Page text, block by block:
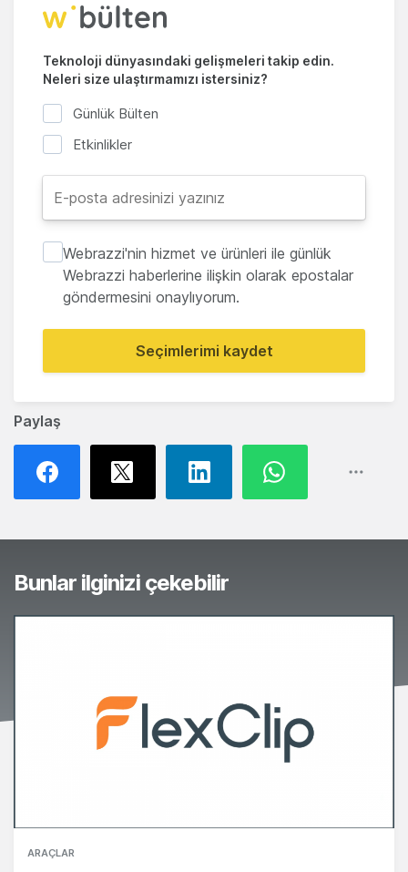
Paylaş
Teknoloji dünyasındaki gelişmeleri takip edin.
Neleri size ulaştırmamızı istersiniz?
Günlük Bülten
Etkinlikler
Webrazzi'nin hizmet ve ürünleri ile günlük
Webrazzi haberlerine ilişkin olarak epostalar
göndermesini onaylıyorum.
Seçimlerimi kaydet
Bunlar ilginizi çekebilir
ARAÇLAR